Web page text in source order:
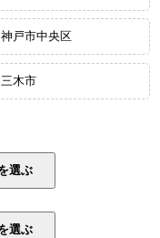
神戸市中央区
三木市